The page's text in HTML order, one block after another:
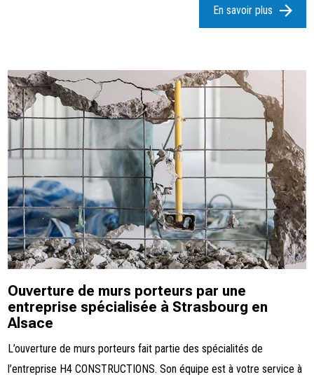
En savoir plus
Ouverture de murs porteurs par une
entreprise spécialisée à Strasbourg en
Alsace
L’ouverture de murs porteurs fait partie des spécialités de
l’entreprise H4 CONSTRUCTIONS. Son équipe est à votre service à